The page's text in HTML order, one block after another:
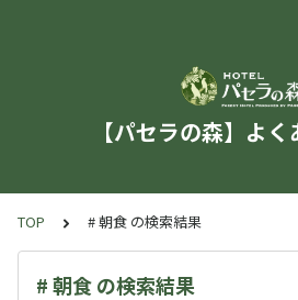
【パセラの森】よ
TOP # 朝食 の検索結果
# 朝食 の検索結果